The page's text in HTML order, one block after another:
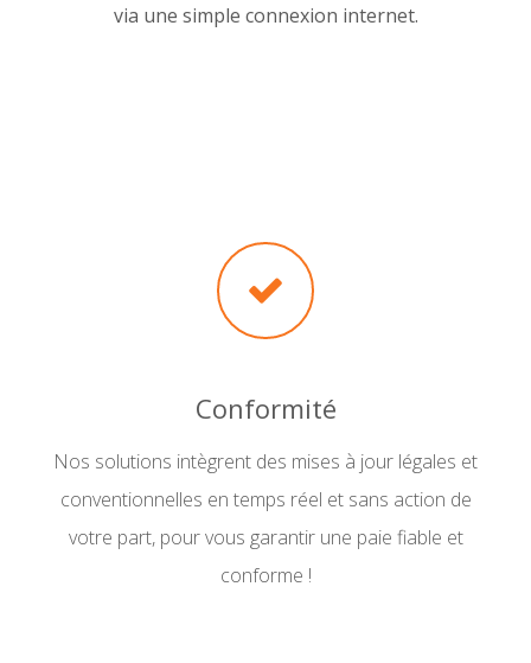
via une simple connexion internet.
Conformité
Nos solutions intègrent des mises à jour légales et
conventionnelles en temps réel et sans action de
votre part, pour vous garantir une paie fiable et
conforme !